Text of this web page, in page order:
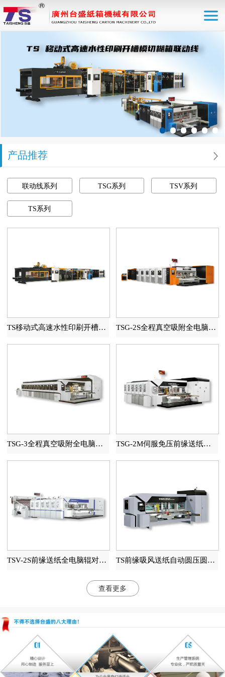
产品推荐
联动线系列 TSG系列 TSV系列
TS系列
TS移动式高速水性印刷开槽模切糊箱联动线 TSG-2S全程真空吸附全电脑高速印刷开槽模切机
TSG-3全程真空吸附全电脑高速印刷开槽模切机 TSG-2M伺服免压前缘送纸自动水性印刷开槽模切机（全程吸附）
TSV-2S前缘送纸全电脑辊对辊高速印刷开槽模切机 TS前缘吸风送纸自动圆压圆模切机
查看更多